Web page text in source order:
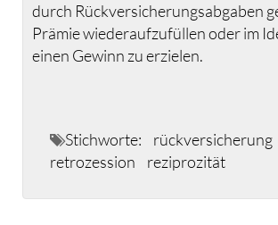
durch Rückversicherungsabgaben
Prämie wiederaufzufüllen oder im
einen Gewinn zu erzielen.
Stichworte:
rückversicherung
retrozession
reziprozität